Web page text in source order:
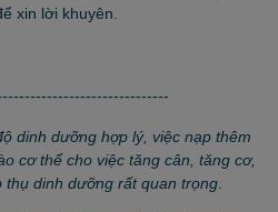
xin lời khuyên.
dinh dưỡng hợp lý, việc nạp thêm
cơ thể cho việc tăng cân, tăng cơ,
dinh dưỡng rất quan trọng